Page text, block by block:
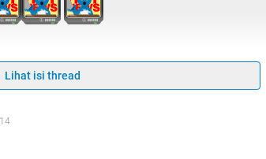
Maaf Lahir & Batin"
Lihat isi thread